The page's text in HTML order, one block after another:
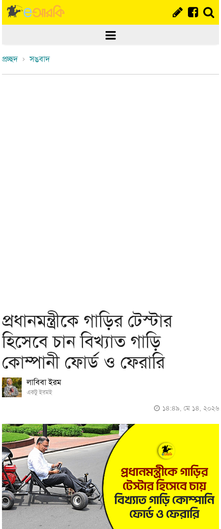
প্রচ্ছদ সঙবাদ
প্রধানমন্ত্রীকে গাড়ির টেস্টার
হিসেবে চান বিখ্যাত গাড়ি
কোম্পানী ফোর্ড ও ফেরারি
লাবিবা ইরম
একটু ইরমই
১৪:৪৯, মে ১৪, ২০২৬